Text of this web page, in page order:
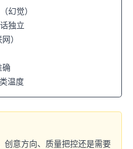
幻觉）
独立
）
确
温度
创意方向、质量把控还是需要